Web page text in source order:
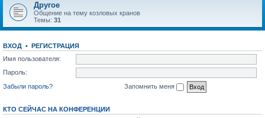
Другое
Общение на тему козловых кранов
Темы: 31
ВХОД • РЕГИСТРАЦИЯ
Имя пользователя:
Пароль:
Забыли пароль?
Запомнить меня
КТО СЕЙЧАС НА КОНФЕРЕНЦИИ